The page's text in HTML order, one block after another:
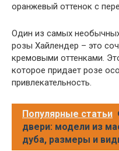
оранжевый оттенок с
Один из самых
розы Хайлендер – это
кремовыми оттенками.
которое придает розе
привлекательность.
Популярные статьи
двери: модели из
дуба, размеры и